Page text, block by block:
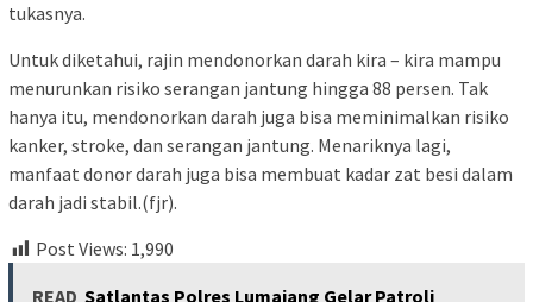
tukasnya.
Untuk diketahui, rajin mendonorkan darah kira – kira mampu
menurunkan risiko serangan jantung hingga 88 persen. Tak
hanya itu, mendonorkan darah juga bisa meminimalkan risiko
kanker, stroke, dan serangan jantung. Menariknya lagi,
manfaat donor darah juga bisa membuat kadar zat besi dalam
darah jadi stabil.(fjr).
Post Views: 1,990
READ Satlantas Polres Lumajang Gelar Patroli